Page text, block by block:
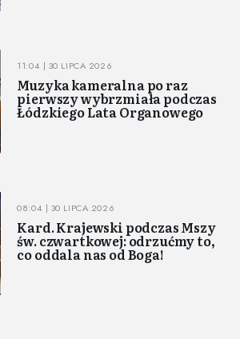
11:04 | 30 LIPCA 2026
Muzyka kameralna po raz
pierwszy wybrzmiała podczas
Łódzkiego Lata Organowego
08:04 | 30 LIPCA 2026
Kard. Krajewski podczas Mszy
św. czwartkowej: odrzućmy to,
co oddala nas od Boga!